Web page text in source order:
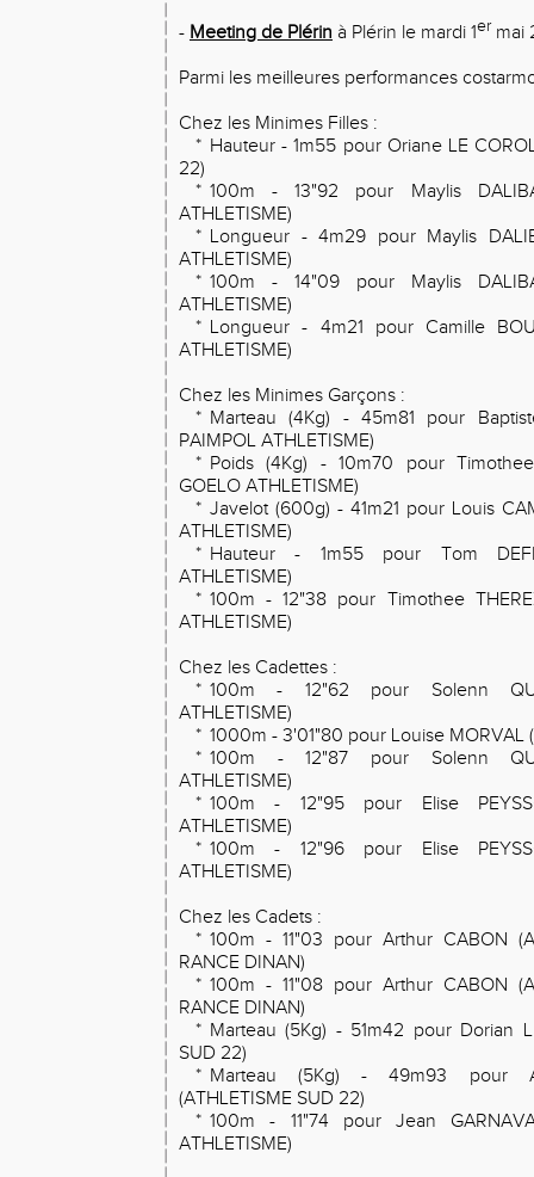
- Meeting de Plérin à Plérin le mardi 1er mai
Parmi les meilleures performances
Chez les Minimes Filles :
* Hauteur - 1m55 pour Oriane LE
22)
* 100m - 13"92 pour Maylis
ATHLETISME)
* Longueur - 4m29 pour Maylis
ATHLETISME)
* 100m - 14"09 pour Maylis
ATHLETISME)
* Longueur - 4m21 pour Camille
ATHLETISME)
Chez les Minimes Garçons :
* Marteau (4Kg) - 45m81 pour
PAIMPOL ATHLETISME)
* Poids (4Kg) - 10m70 pour Timothee
GOELO ATHLETISME)
* Javelot (600g) - 41m21 pour Louis
ATHLETISME)
* Hauteur - 1m55 pour Tom
ATHLETISME)
* 100m - 12"38 pour Timothee
ATHLETISME)
Chez les Cadettes :
* 100m - 12"62 pour Solenn
ATHLETISME)
* 1000m - 3'01"80 pour Louise MORVAL
* 100m - 12"87 pour Solenn
ATHLETISME)
* 100m - 12"95 pour Elise
ATHLETISME)
* 100m - 12"96 pour Elise
ATHLETISME)
Chez les Cadets :
* 100m - 11"03 pour Arthur CABON
RANCE DINAN)
* 100m - 11"08 pour Arthur CABON
RANCE DINAN)
* Marteau (5Kg) - 51m42 pour Dorian
SUD 22)
* Marteau (5Kg) - 49m93 pour
(ATHLETISME SUD 22)
* 100m - 11"74 pour Jean
ATHLETISME)